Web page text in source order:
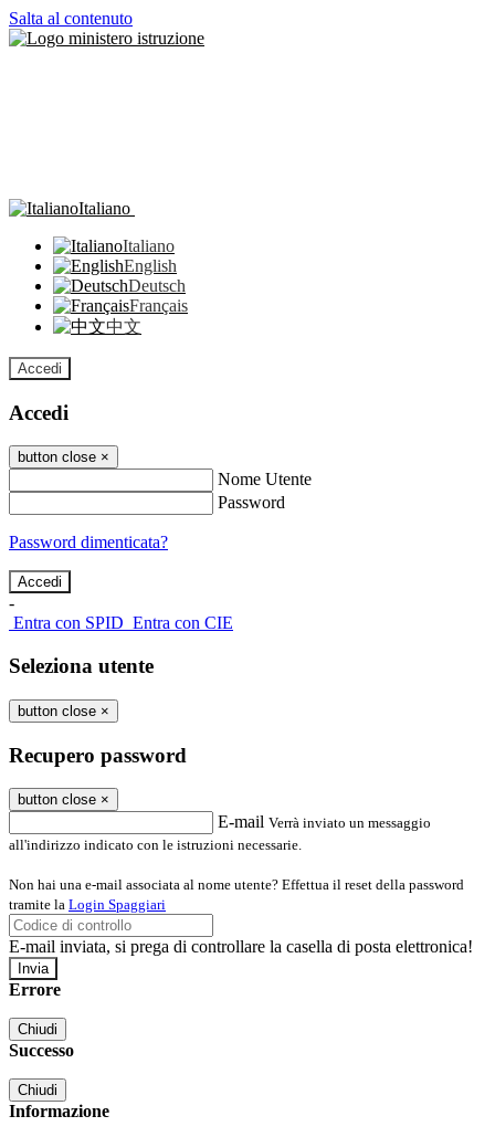
Salta al contenuto
Italiano
Italiano
English
Deutsch
Français
中文
Accedi
Accedi
button close ×
Nome Utente
Password
Password dimenticata?
-
Entra con SPID Entra con CIE
Seleziona utente
button close ×
Recupero password
button close ×
E-mail Verrà inviato un messaggio
all'indirizzo indicato con le istruzioni necessarie.
Non hai una e-mail associata al nome utente? Effettua il reset della password
tramite la Login Spaggiari
E-mail inviata, si prega di controllare la casella di posta elettronica!
Errore
Chiudi
Successo
Chiudi
Informazione